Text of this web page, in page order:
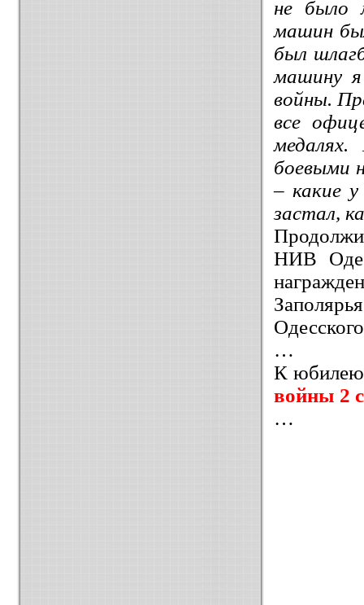
не было
машин
был
машину
войны.
все
боевыми
– какие
застал,
НИВ
…
К юбилею
войны 2
…